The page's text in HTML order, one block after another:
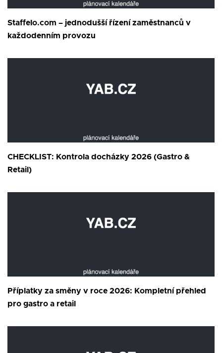
Staffelo.com – jednodušší řízení zaměstnanců v
každodenním provozu
CHECKLIST: Kontrola docházky 2026 (Gastro &
Retail)
Příplatky za směny v roce 2026: Kompletní přehled
pro gastro a retail